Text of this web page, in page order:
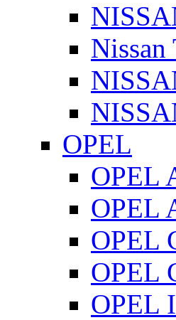
Nissan
OPEL
OPEL
OPEL
OPEL
OPEL
OPEL